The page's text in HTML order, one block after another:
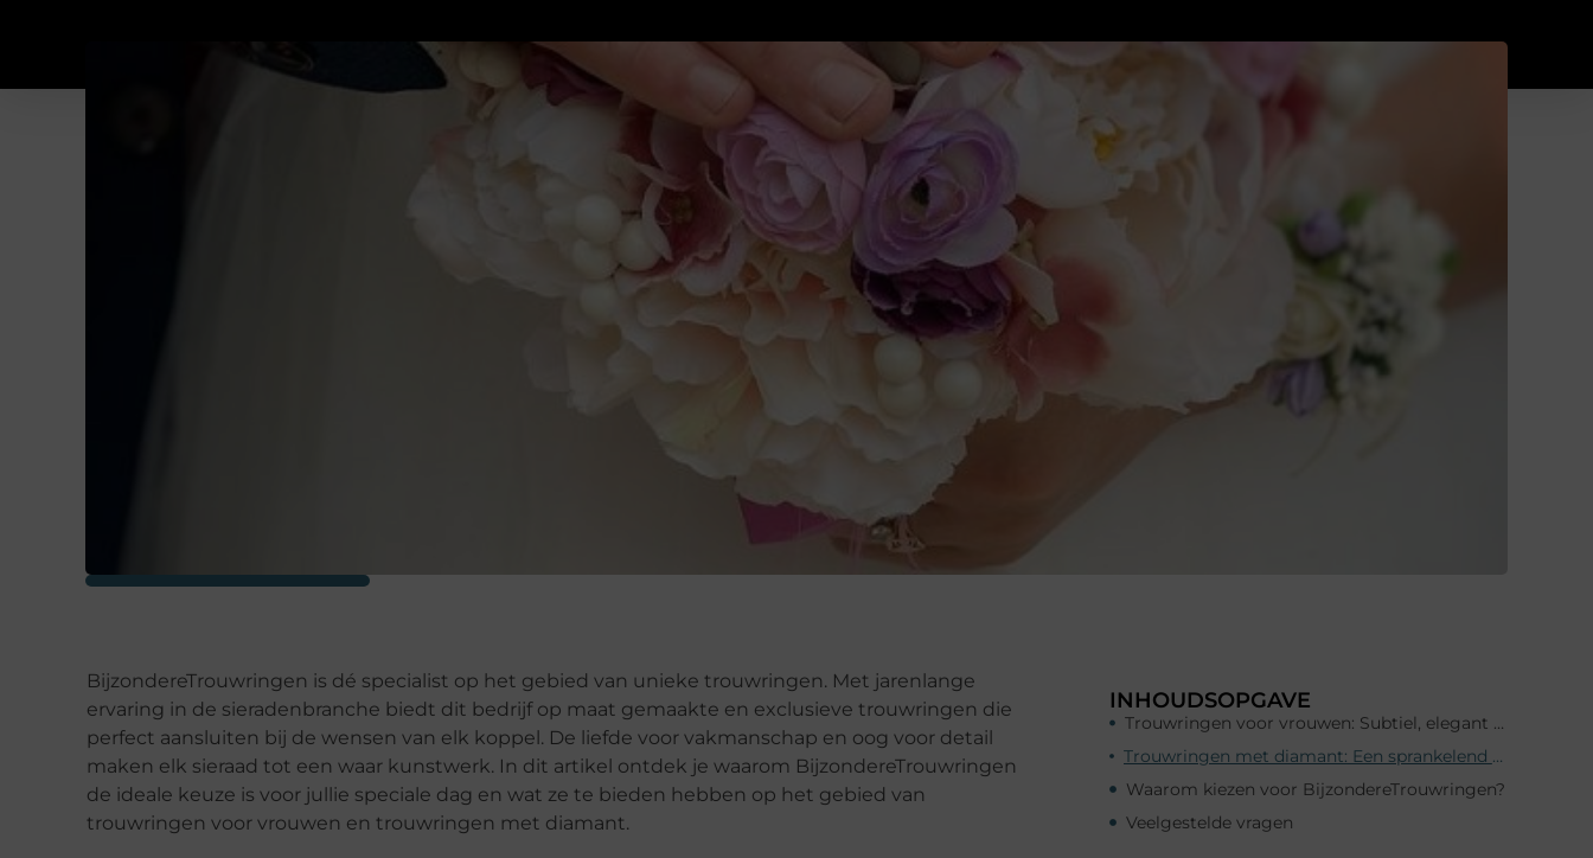
BijzondereTrouwringen is dé specialist op het gebied van unieke trouwringen. Met jarenlange
ervaring in de sieradenbranche biedt dit bedrijf op maat gemaakte en exclusieve trouwringen die
perfect aansluiten bij de wensen van elk koppel. De liefde voor vakmanschap en oog voor detail
maken elk sieraad tot een waar kunstwerk. In dit artikel ontdek je waarom BijzondereTrouwringen
de ideale keuze is voor jullie speciale dag en wat ze te bieden hebben op het gebied van
trouwringen voor vrouwen en trouwringen met diamant.
INHOUDSOPGAVE
Trouwringen voor vrouwen: Subtiel, elegant en tijdloos
Trouwringen met diamant: Een sprankelend symbool van eeuwige liefde
Waarom kiezen voor BijzondereTrouwringen?
Veelgestelde vragen